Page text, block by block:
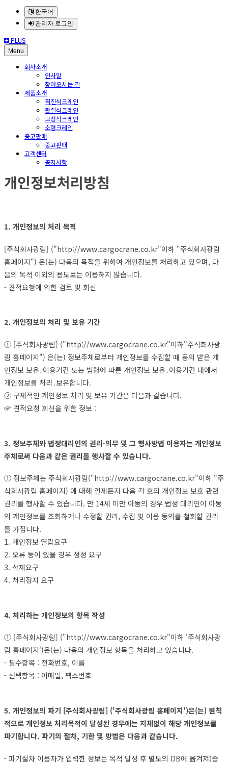
한국어
관리자 로그인
PLUS
Menu
회사소개
인사말
찾아오시는 길
제품소개
직진식크레인
관절식크레인
고정식크레인
소형크레인
중고판매
중고판매
고객센터
공지사항
개인정보처리방침
1. 개인정보의 처리 목적
[주식회사광림] ("http://www.cargocrane.co.kr"이하 "주식회사광림
홈페이지") 은(는) 다음의 목적을 위하여 개인정보를 처리하고 있으며, 다
음의 목적 이외의 용도로는 이용하지 않습니다.
- 견적요청에 의한 검토 및 회신
2. 개인정보의 처리 및 보유 기간
① [주식회사광림] ("http://www.cargocrane.co.kr"이하"주식회사광
림 홈페이지") 은(는) 정보주체로부터 개인정보를 수집할 때 동의 받은 개
인정보 보유․이용기간 또는 법령에 따른 개인정보 보유․이용기간 내에서
개인정보를 처리․보유합니다.
② 구체적인 개인정보 처리 및 보유 기간은 다음과 같습니다.
☞ 견적요청 회신을 위한 정보 :
3. 정보주체와 법정대리인의 권리·의무 및 그 행사방법 이용자는 개인정보
주체로써 다음과 같은 권리를 행사할 수 있습니다.
① 정보주체는 주식회사광림("http://www.cargocrane.co.kr"이하 "주
식회사광림 홈페이지) 에 대해 언제든지 다음 각 호의 개인정보 보호 관련
권리를 행사할 수 있습니다. 만 14세 미만 아동의 경우 법정 대리인이 아동
의 개인정보를 조회하거나 수정할 권리, 수집 및 이용 동의를 철회할 권리
를 가집니다.
1. 개인정보 열람요구
2. 오류 등이 있을 경우 정정 요구
3. 삭제요구
4. 처리정지 요구
4. 처리하는 개인정보의 항목 작성
① [주식회사광림] ("http://www.cargocrane.co.kr"이하 '주식회사광
림 홈페이지')은(는) 다음의 개인정보 항목을 처리하고 있습니다.
- 필수항목 : 전화번호, 이름
- 선택항목 : 이메일, 팩스번호
5. 개인정보의 파기 [주식회사광림] ('주식회사광림 홈페이지')은(는) 원칙
적으로 개인정보 처리목적이 달성된 경우에는 지체없이 해당 개인정보를
파기합니다. 파기의 절차, 기한 및 방법은 다음과 같습니다.
- 파기절차 이용자가 입력한 정보는 목적 달성 후 별도의 DB에 옮겨져(종